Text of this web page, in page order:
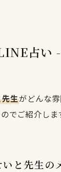
占い
生がどんな
でご紹介しま
と先生の